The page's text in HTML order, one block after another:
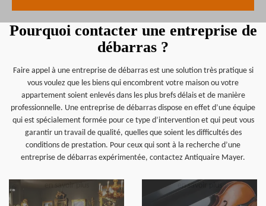
Pourquoi contacter une entreprise de
débarras ?
Faire appel à une entreprise de débarras est une solution très pratique si
vous voulez que les biens qui encombrent votre maison ou votre
appartement soient enlevés dans les plus brefs délais et de manière
professionnelle. Une entreprise de débarras dispose en effet d’une équipe
qui est spécialement formée pour ce type d’intervention et qui peut vous
garantir un travail de qualité, quelles que soient les difficultés des
conditions de prestation. Pour ceux qui sont à la recherche d’une
entreprise de débarras expérimentée, contactez Antiquaire Mayer.
en savoir plus en savoir plus